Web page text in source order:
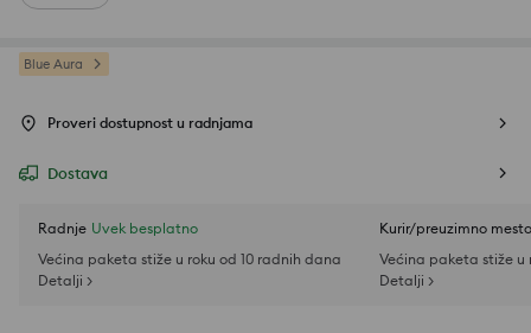
Blue Aura
Proveri dostupnost u radnjama
Dostava
Radnje Uvek besplatno
Većina paketa stiže u roku od 10 radnih dana
Detalji >
Kurir/preuzimno mesto
Većina paketa stiže u
Detalji >